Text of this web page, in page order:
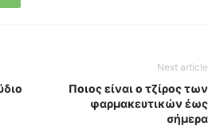
Next article
Ποιος είναι ο τζίρος των
φαρμακευτικών έως
σήμερα